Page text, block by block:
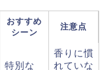
おすすめ
シーン
注意点
特別な
香りに慣
れていな